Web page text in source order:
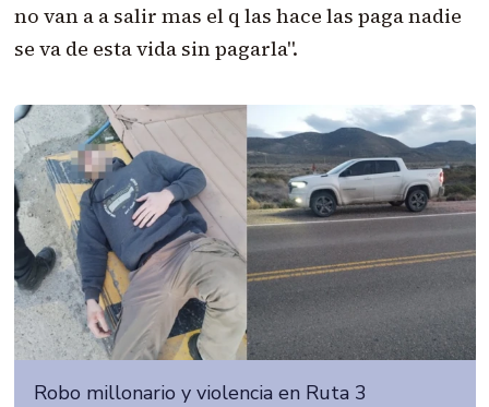
no van a a salir mas el q las hace las paga nadie
se va de esta vida sin pagarla".
Robo millonario y violencia en Ruta 3